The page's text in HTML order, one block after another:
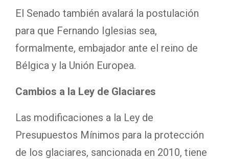
El Senado también avalará la postulación
para que Fernando Iglesias sea,
formalmente, embajador ante el reino de
Bélgica y la Unión Europea.
Cambios a la Ley de Glaciares
Las modificaciones a la Ley de
Presupuestos Mínimos para la protección
de los glaciares, sancionada en 2010, tiene